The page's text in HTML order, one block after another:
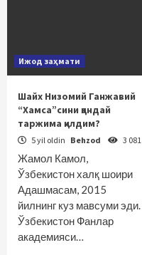
Ижод заҳмати
Шайх Низомий Ганжавий
“Хамса”сини қандай
таржима қилдим?
5 yil oldin Behzod 3 081
Жамол Камол,
Ўзбекистон халқ шоири
Адашмасам, 2015
йилнинг куз мавсуми эди.
Ўзбекистон Фанлар
академияси…